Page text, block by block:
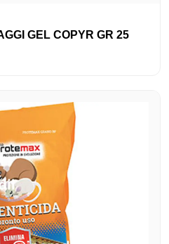
GEL COPYR GR 25